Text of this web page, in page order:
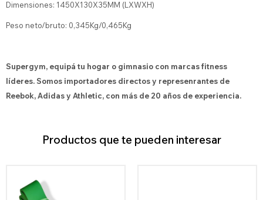
Dimensiones: 1450X130X35MM (LXWXH)
Peso neto/bruto: 0,345Kg/0,465Kg
Supergym, equipá tu hogar o gimnasio con marcas fitness
líderes. Somos importadores directos y represenrantes de
Reebok, Adidas y Athletic, con más de 20 años de experiencia.
Productos que te pueden interesar